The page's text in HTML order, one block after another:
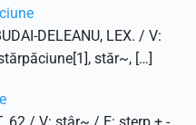
DELEANU, LEX. / V:
stăr~, […]